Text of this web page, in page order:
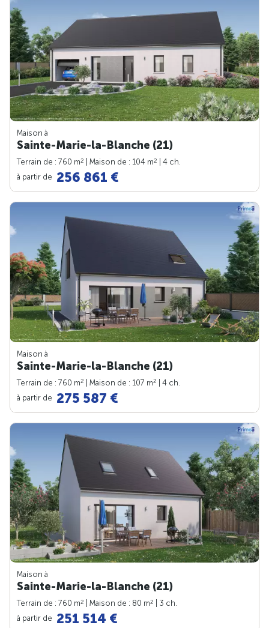
Maison à
Sainte-Marie-la-Blanche (21)
Terrain de : 760 m2 | Maison de : 104 m2
| 4 ch.
à partir de 256 861 €
Maison à
Sainte-Marie-la-Blanche (21)
Terrain de : 760 m2 | Maison de : 107 m2
| 4 ch.
à partir de 275 587 €
Maison à
Sainte-Marie-la-Blanche (21)
Terrain de : 760 m2 | Maison de : 80 m2
| 3 ch.
à partir de 251 514 €